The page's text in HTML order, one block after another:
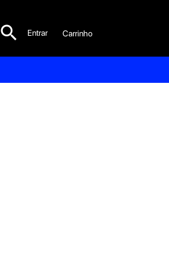
 Entrar Carrinho